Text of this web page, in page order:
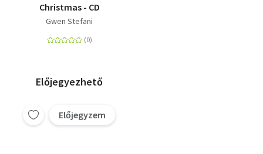
Christmas - CD
Gwen Stefani
Előjegyezhető
Előjegyzem